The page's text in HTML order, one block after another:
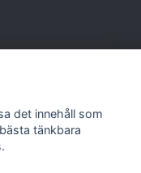
det innehåll som
tänkbara